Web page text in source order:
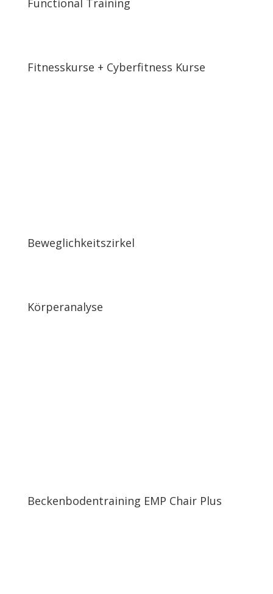
Functional Training
Fitnesskurse + Cyberfitness Kurse
Beweglichkeits­zirkel
Körperanalyse
Beckenbodentraining EMP Chair Plus